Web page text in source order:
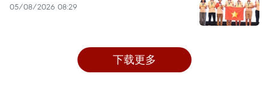
05/08/2026 08:29
下载更多